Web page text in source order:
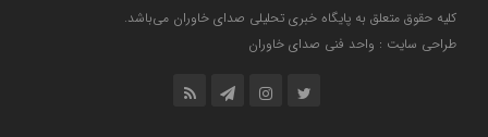
کلیه حقوق متعلق به پایگاه خبری تحلیلی صدای خاوران می‌باشد.
طراحی سایت : واحد فنی صدای خاوران